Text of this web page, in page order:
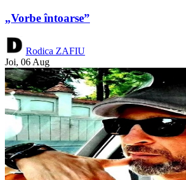
„Vorbe întoarse”
Rodica ZAFIU
Joi, 06 Aug